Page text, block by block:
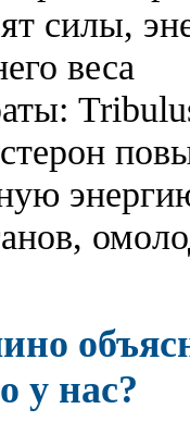
силы,
веса
у нас?